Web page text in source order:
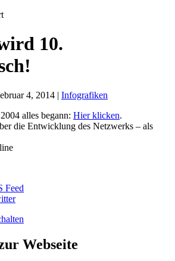
für
wird
10.
Glückwunsch!
10.
4, 2014 | Infografiken
alles begann: Hier klicken.
die Entwicklung des Netzwerks – als
Feed
Webseite